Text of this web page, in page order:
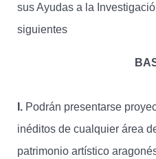
sus Ayudas a la
siguientes
I. Podrán presentarse
inéditos de cualquier área
patrimonio artístico